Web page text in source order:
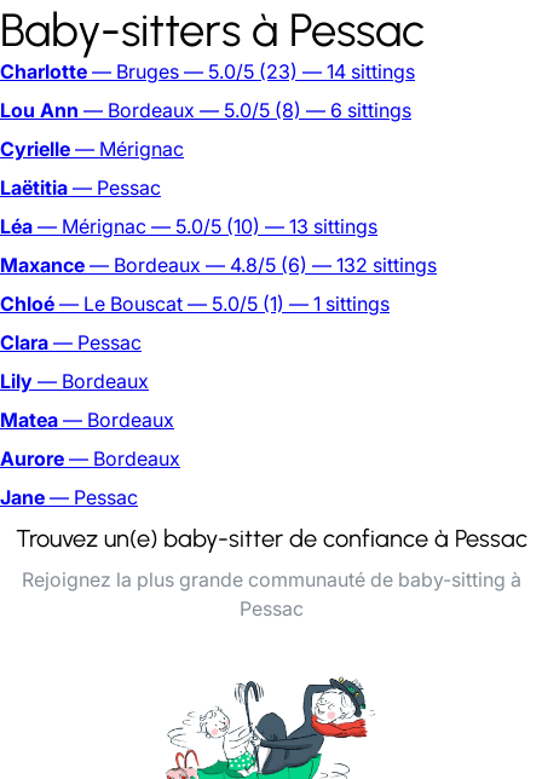
Baby-sitters à Pessac
Charlotte — Bruges — 5.0/5 (23) — 14 sittings
Lou Ann — Bordeaux — 5.0/5 (8) — 6 sittings
Cyrielle — Mérignac
Laëtitia — Pessac
Léa — Mérignac — 5.0/5 (10) — 13 sittings
Maxance — Bordeaux — 4.8/5 (6) — 132 sittings
Chloé — Le Bouscat — 5.0/5 (1) — 1 sittings
Clara — Pessac
Lily — Bordeaux
Matea — Bordeaux
Aurore — Bordeaux
Jane — Pessac
Trouvez un(e) baby-sitter de confiance à Pessac
Rejoignez la plus grande communauté de baby-sitting à
Pessac